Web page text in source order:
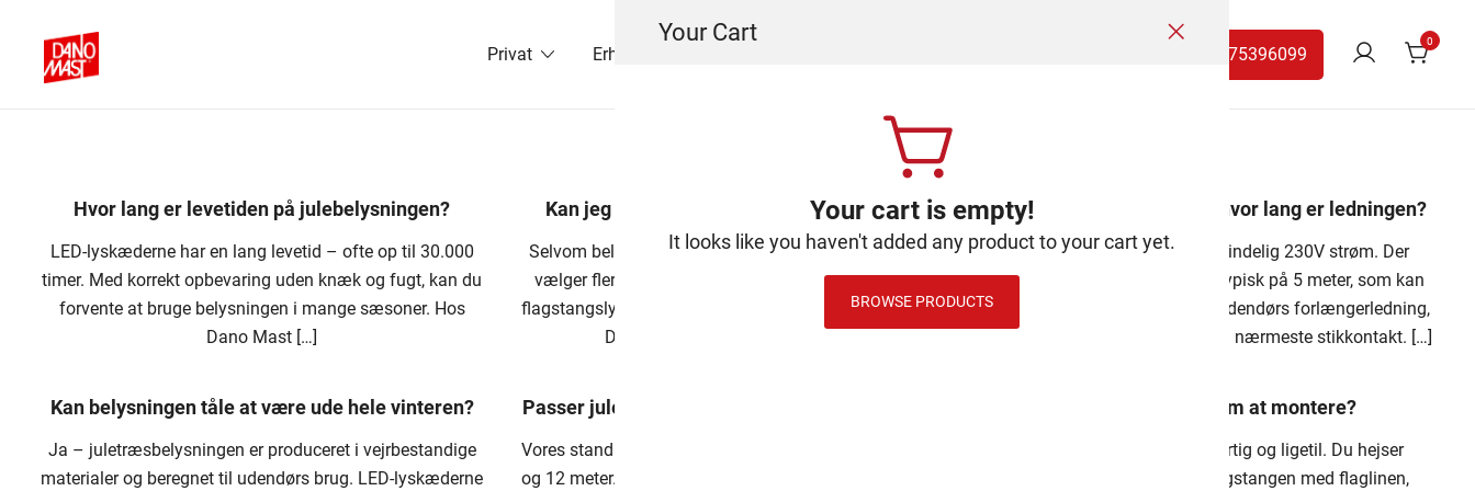
Your Cart
Your cart is empty!
It looks like you haven't added any product to your cart yet.
BROWSE PRODUCTS
content
Privat Erhverv 75396099
0
Hvor lang er levetiden på julebelysningen?
LED-lyskæderne har en lang levetid – ofte op til 30.000
timer. Med korrekt opbevaring uden knæk og fugt, kan du
forvente at bruge belysningen i mange sæsoner. Hos
Dano Mast […]
Kan jeg bruge belysningen til andet end jul?
Selvom belysningen er formet som et klassisk juletræ,
vælger flere kunder også at bruge den som dekorativ
flagstangslysning til vinterfester, nytår eller vinterevents.
Det er en flot måde at forlænge […]
Skal jeg bruge strøm, og hvor lang er ledningen?
Ja, belysningen kræver almindelig 230V strøm. Der
medfølger en strømledning, typisk på 5 meter, som kan
forlænges med en godkendt udendørs forlængerledning,
hvis du har længere afstand til nærmeste stikkontakt. […]
Kan belysningen tåle at være ude hele vinteren?
Ja – juletræsbelysningen er produceret i vejrbestandige
materialer og beregnet til udendørs brug. LED-lyskæderne
Passer juletræsbelysningen til alle flagstænger?
Vores standardmodeller passer til flagstænger mellem 6
og 12 meter. Du vælger blot den variant, der matcher din
Er belysningen nem at montere?
Ja – montering er både hurtig og ligetil. Du hejser
lysringen op i toppen af flagstangen med flaglinen,